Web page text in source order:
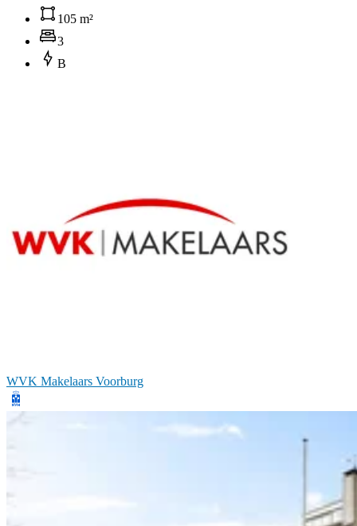
105 m²
3
B
WVK Makelaars Voorburg